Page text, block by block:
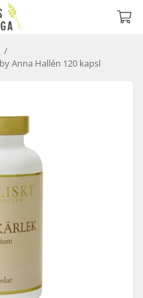
/
Anna Hallén 120 kapsl